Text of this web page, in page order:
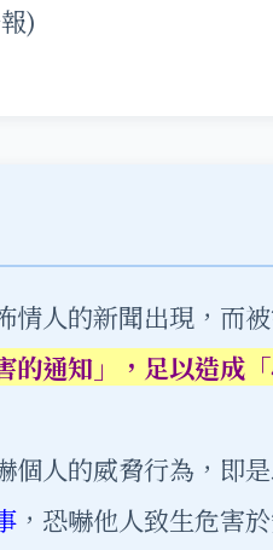
)
情人的新聞出現，而
的通知」，足以造成
個人的威脅行為，即
，恐嚇他人致生危害